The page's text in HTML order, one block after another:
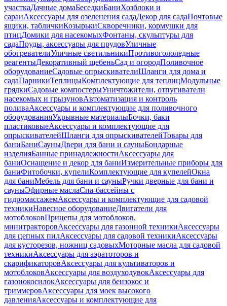
участкаДачные домаБеседкиБаниХозблоки и
сараиАксессуары для озеленения садаДекор для садаПочтовые
ящики, табличкиКозырькиСкворечники, кормушки для
птицДомики для насекомыхФонтаны, скульптуры для
садаПруды, аксессуары для прудовУличные
обогревателиУличные светильникиПротивогололедные
реагентыДекоративный щебеньСад и огородПоливочное
оборудованиеСадовые опрыскивателиШланги для дома и
садаПарникиТеплицыКомплектующие для теплицМодульные
грядкиСадовые компостерыУничтожители, отпугиватели
насекомых и грызуновАвтоматизация и контроль
поливаАксессуары и комплектующие для поливочного
оборудованияУкрывные материалыБочки, баки
пластиковыеАксессуары и комплектующие для
опрыскивателейШланги для опрыскивателейТовары для
баниБаниСауныДвери для бани и сауныБондарные
изделияБанные принадлежностиАксессуары для
баниОснащение и декор для баниИзмерительные приборы для
баниФитобочки, купелиКомплектующие для купелейОкна
для баниМебель для бани и сауныРучки дверные для бани и
сауныЭфирные маслаСпа-бассейны с
гидромассажемАксессуары и комплектующие для садовой
техникиНавесное оборудованиеДвигатели для
мотоблоковПрицепы для мотоблоков,
минитракторовАксессуары для газонной техникиАксессуары
для цепных пилАксессуары для садовой техникиАксессуары
для кусторезов, ножниц садовыхМоторные масла для садовой
техникиАксессуары для аэратоторов и
скарификаторовАксессуары для культиваторов и
мотоблоковАксессуары для воздуходувокАксессуары для
газонокосилокАксессуары для бензокос и
триммеровАксессуары для моек высокого
давленияАксессуары и комплектующие для